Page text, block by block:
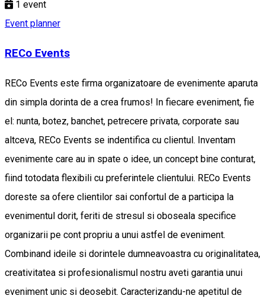
1 event
Event planner
RECo Events
RECo Events este firma organizatoare de evenimente aparuta
din simpla dorinta de a crea frumos! In fiecare eveniment, fie
el: nunta, botez, banchet, petrecere privata, corporate sau
altceva, RECo Events se indentifica cu clientul. Inventam
evenimente care au in spate o idee, un concept bine conturat,
fiind totodata flexibili cu preferintele clientului. RECo Events
doreste sa ofere clientilor sai confortul de a participa la
evenimentul dorit, feriti de stresul si oboseala specifice
organizarii pe cont propriu a unui astfel de eveniment.
Combinand ideile si dorintele dumneavoastra cu originalitatea,
creativitatea si profesionalismul nostru aveti garantia unui
eveniment unic si deosebit. Caracterizandu-ne apetitul de